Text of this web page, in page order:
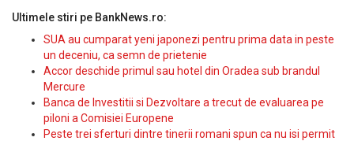
Ultimele stiri pe BankNews.ro:
SUA au cumparat yeni japonezi pentru prima data in peste
un deceniu, ca semn de prietenie
Accor deschide primul sau hotel din Oradea sub brandul
Mercure
Banca de Investitii si Dezvoltare a trecut de evaluarea pe
piloni a Comisiei Europene
Peste trei sferturi dintre tinerii romani spun ca nu isi permit